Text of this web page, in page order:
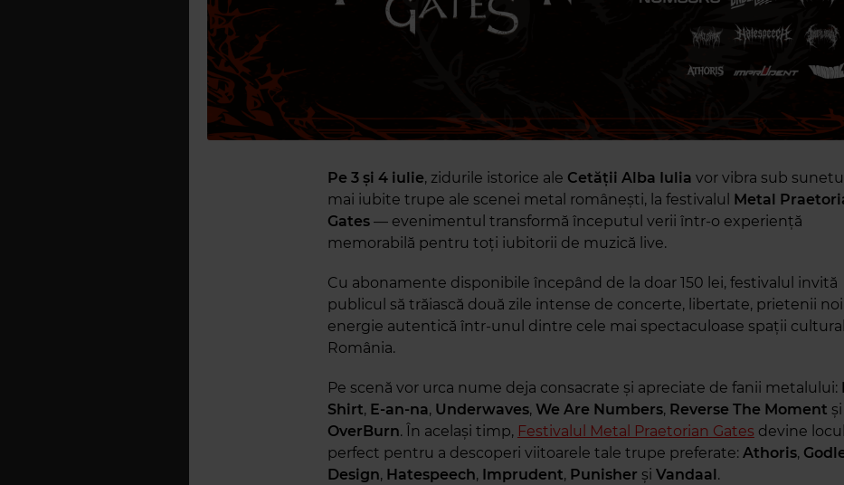
Pe 3 și 4 iulie, zidurile istorice ale Cetății Alba Iulia vor vibra sub
mai iubite trupe ale scenei metal românești, la festivalul
Metal
Gates— evenimentul transformă începutul verii într-o experiență
memorabilă pentru toți iubitorii de muzică live.
Cu abonamente disponibile începând de la doar 150 lei, festivalul invită
publicul să trăiască două zile intense de concerte, libertate, prietenii noi
energie autentică într-unul dintre cele mai spectaculoase spații
România.
Pe scenă vor urca nume deja consacrate și apreciate de fanii metalului:
Shirt,E-an-na, Underwaves, We Are Numbers, Reverse The Moment și
OverBurn. În același timp, Festivalul Metal Praetorian Gates devine locul
perfect pentru a descoperi viitoarele tale trupe preferate: Athoris,
Design, Hatespeech, Imprudent, Punisher și Vandaal .